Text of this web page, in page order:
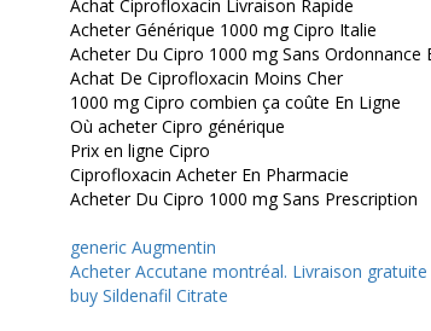
Achat Ciprofloxacin Livraison Rapide
Acheter Générique 1000 mg Cipro Italie
Acheter Du Cipro 1000 mg Sans Ordonnance
Achat De Ciprofloxacin Moins Cher
1000 mg Cipro combien ça coûte En Ligne
Où acheter Cipro générique
Prix en ligne Cipro
Ciprofloxacin Acheter En Pharmacie
Acheter Du Cipro 1000 mg Sans Prescription
generic Augmentin
Acheter Accutane montréal. Livraison
buy Sildenafil Citrate